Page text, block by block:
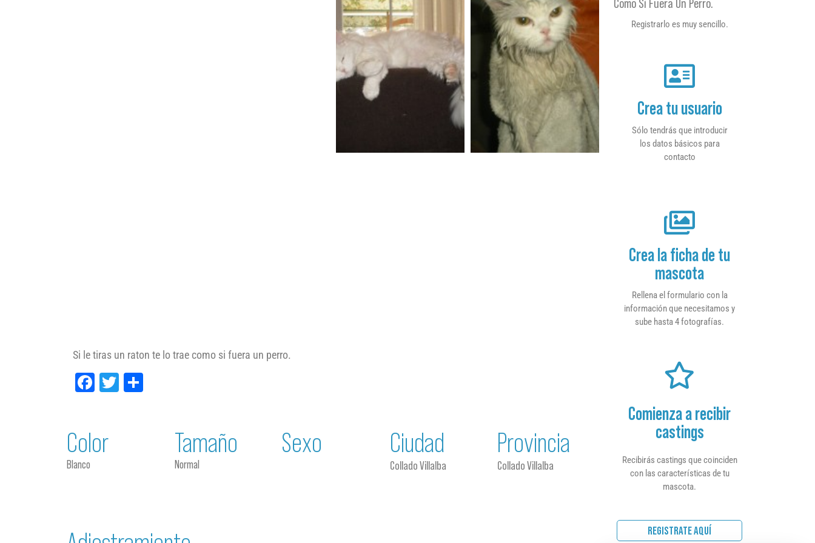
Si le tiras un raton te lo trae como si fuera un perro.
Facebook
Twitter
Color
Blanco
Tamaño
Normal
Sexo Ciudad
Collado Villalba
Provincia
Collado Villalba
Como Si Fuera Un Perro.
Registrarlo es muy sencillo.
Crea tu usuario
Sólo tendrás que introducir
los datos básicos para
contacto
Crea la ficha de tu
mascota
Rellena el formulario con la
información que necesitamos y
sube hasta 4 fotografías.
Comienza a recibir
castings
Recibirás castings que coinciden
con las características de tu
mascota.
REGISTRATE AQUÍ